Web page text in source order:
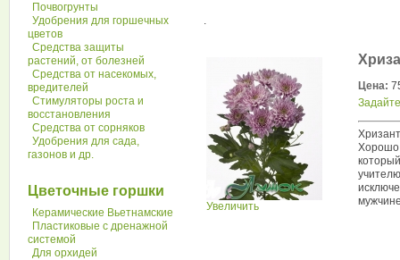
Почвогрунты
Удобрения для горшечных
цветов
Средства защиты
растений, от болезней
Средства от насекомых,
вредителей
Стимуляторы роста и
восстановления
Средства от сорняков
Удобрения для сада,
газонов и др.
Цветочные горшки
Керамические Вьетнамские
Пластиковые с дренажной
системой
Для орхидей
.
Увеличить
Цена:
Хорошо